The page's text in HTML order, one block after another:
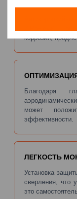
коррозии,
Благодаря
может
эффективности.
ЛЕГКОСТЬ
Установка
сверления, что
это